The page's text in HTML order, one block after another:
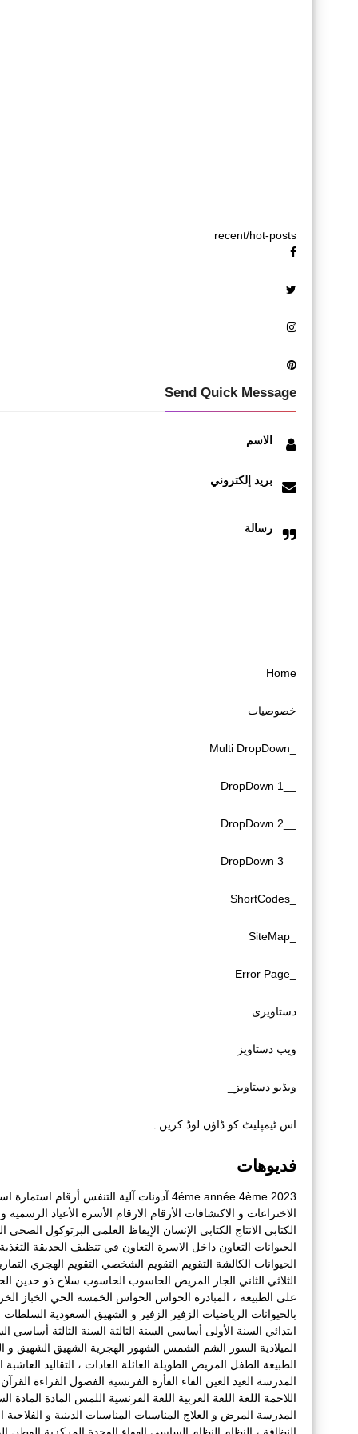
recent/hot-posts
Send Quick Message
الاسم
بريد إلكتروني
رسالة
Home
خصوصیات
دستاویزی
ویب دستاویز_
ویڈیو دستاویز_
اس ٹیمپلیٹ کو ڈاؤن لوڈ کریں۔
فديوهات
2023
4ème
4éme année آدونات آلية التنفس أرقام استمارة
الاختراعات و الاكتشافات الأرقام الارقام الأسرة الأعياد الرسمية و
الكتابي الانتاج الكتابي الإنسان الإيقاظ العلمي البرتوكول الصحي
الحيوانات التعاون داخل الاسرة التعاون في تنظيف الحديقة التغذية
الحيوانات الكالشة التقويم التقويم الشخصي التقويم الهجري
الثلاثي الثاني الجار المريض الحاسوب الحاسوب سلاح ذو حدين
على الطبيعة ، المبادرة الحواس الحواس الخمسة الحي الخباز
بالحيوانات الرياضيات الزفير الزفير و الشهيق السعودية السلطات
ابتدائي السنة الأولى أساسي السنة الثالثة السنة الثالثة أساسي
الميلادية السور الشم الشمس الشهور الهجرية الشهيق الشهيق و
الطبيعة الطفل المريض الطويلة العائلة العادات ، التقاليد العاشبة
المدرسة العيد العين الفاء الفأرة الفرنسية الفصول القراءة القرآن
اللاحمة اللغة اللغة العربية اللغة الفرنسية اللمس المادة المادة
المدرسة المرض و العلاج المناسبات المناسبات الدينية و الفلاحية